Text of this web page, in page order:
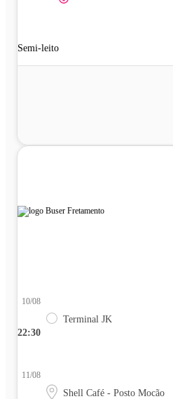
Semi-leito
22:30
10/08
Terminal JK
11/08
Shell Café - Posto Mocão